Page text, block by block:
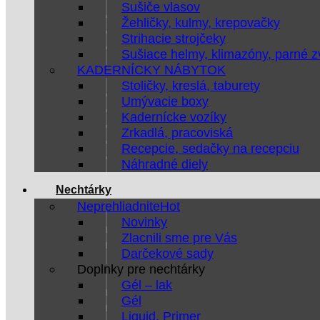
Sušiče vlasov
Žehličky, kulmy, krepovačky
Strihacie strojčeky
Sušiace helmy, klimazóny, parné
KADERNÍCKY NÁBYTOK
Stoličky, kreslá, taburety
Umývacie boxy
Kadernícke vozíky
Zrkadlá, pracoviská
Recepcie, sedačky na recepciu
Náhradné diely
Nechtárky
Neprehliadnite
Novinky
Zlacnili sme pre Vás
Darčekové sady
Doplnky pre nechtárky
Gél – lak
Gél
Liquid, Primer